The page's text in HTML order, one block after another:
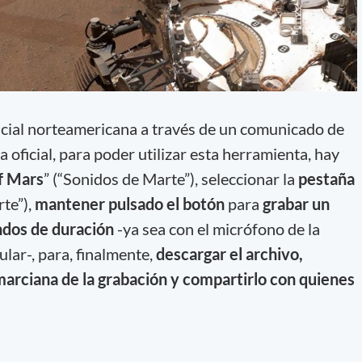
norteamericana a través de un comunicado de
oficial, para poder utilizar esta herramienta, hay
Mars” (“Sonidos de Marte”), seleccionar la pestaña
mantener pulsado el botón para grabar un
de duración-ya sea con el micrófono de la
, para, finalmente, descargar el archivo,
de la grabación y compartirlo con quienes